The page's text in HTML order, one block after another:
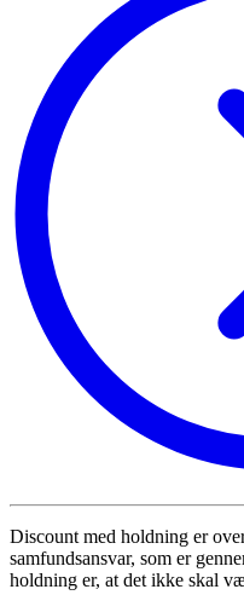
Discount med holdning er
samfundsansvar, som er
holdning er, at det ikke skal